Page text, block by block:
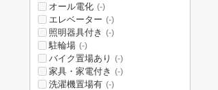
オール電化 (-)
エレベーター (-)
照明器具付き (-)
駐輪場 (-)
バイク置場あり (-)
家具・家電付き (-)
洗濯機置場有 (-)